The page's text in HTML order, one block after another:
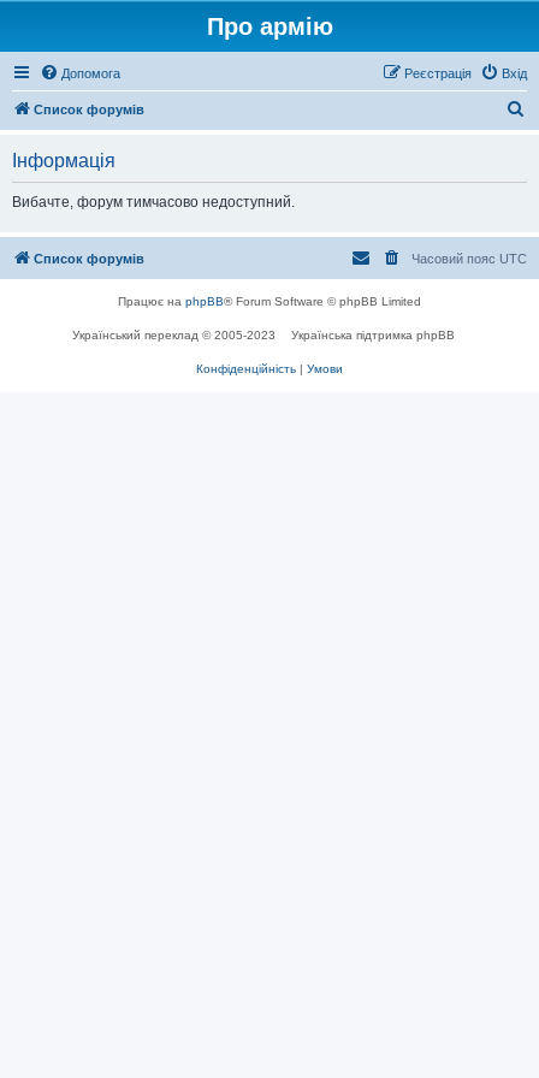
Про армію
Допомога Вхід
Реєстрація
Список форумів
Інформація
Вибачте, форум тимчасово недоступний.
Список форумів Часовий пояс UTC
Працює на phpBB® Forum Software © phpBB Limited
Український переклад © 2005-2023 Українська підтримка phpBB
Конфіденційність | Умови